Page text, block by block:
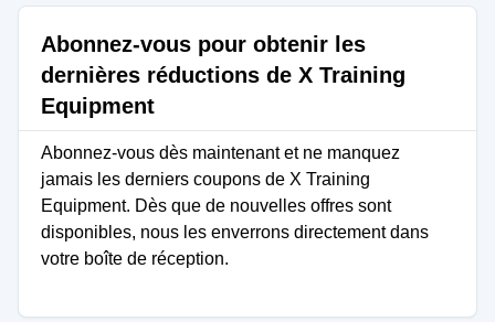
Abonnez-vous pour obtenir les
dernières réductions de X Training
Equipment
Abonnez-vous dès maintenant et ne manquez
jamais les derniers coupons de X Training
Equipment. Dès que de nouvelles offres sont
disponibles, nous les enverrons directement dans
votre boîte de réception.